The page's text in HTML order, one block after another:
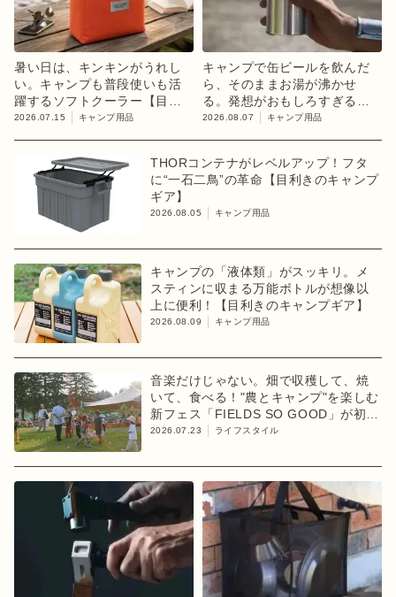
暑い日は、キンキンがうれし
い。キャンプも普段使いも活
躍するソフトクーラー【目利
きのキャンプギア】
2026.07.15 キャンプ用品
キャンプで缶ビールを飲んだ
ら、そのままお湯が沸かせ
る。発想がおもしろすぎるギ
ア【目利きのキャンプギア】
2026.08.07 キャンプ用品
THORコンテナがレベルアップ！フタ
に“一石二鳥”の革命【目利きのキャンプ
ギア】
2026.08.05 キャンプ用品
キャンプの「液体類」がスッキリ。メ
スティンに収まる万能ボトルが想像以
上に便利！【目利きのキャンプギア】
2026.08.09 キャンプ用品
音楽だけじゃない。畑で収穫して、焼
いて、食べる！"農とキャンプ"を楽しむ
新フェス「FIELDS SO GOOD」が初開
催
2026.07.23 ライフスタイル